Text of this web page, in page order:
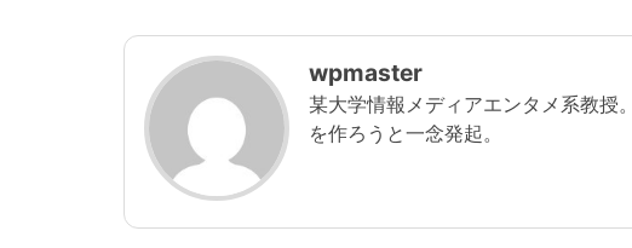
ッドのプロが映画制作
FILMMAKINGを教え
る。映像以外でもさまざ
まなジャンルが開講中！
wpmaster
某大学情報メディアエンタメ系教授
を作ろうと一念発起。